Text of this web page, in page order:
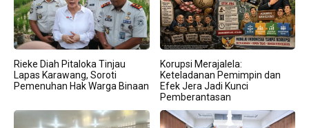
Rieke Diah Pitaloka Tinjau
Lapas Karawang, Soroti
Pemenuhan Hak Warga Binaan
Korupsi Merajalela:
Keteladanan Pemimpin dan
Efek Jera Jadi Kunci
Pemberantasan